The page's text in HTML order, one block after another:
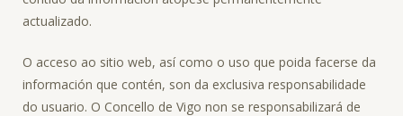
actualizado.
O acceso ao sitio web, así como o uso que poida facerse da
información que contén, son da exclusiva responsabilidade
do usuario. O Concello de Vigo non se responsabilizará de